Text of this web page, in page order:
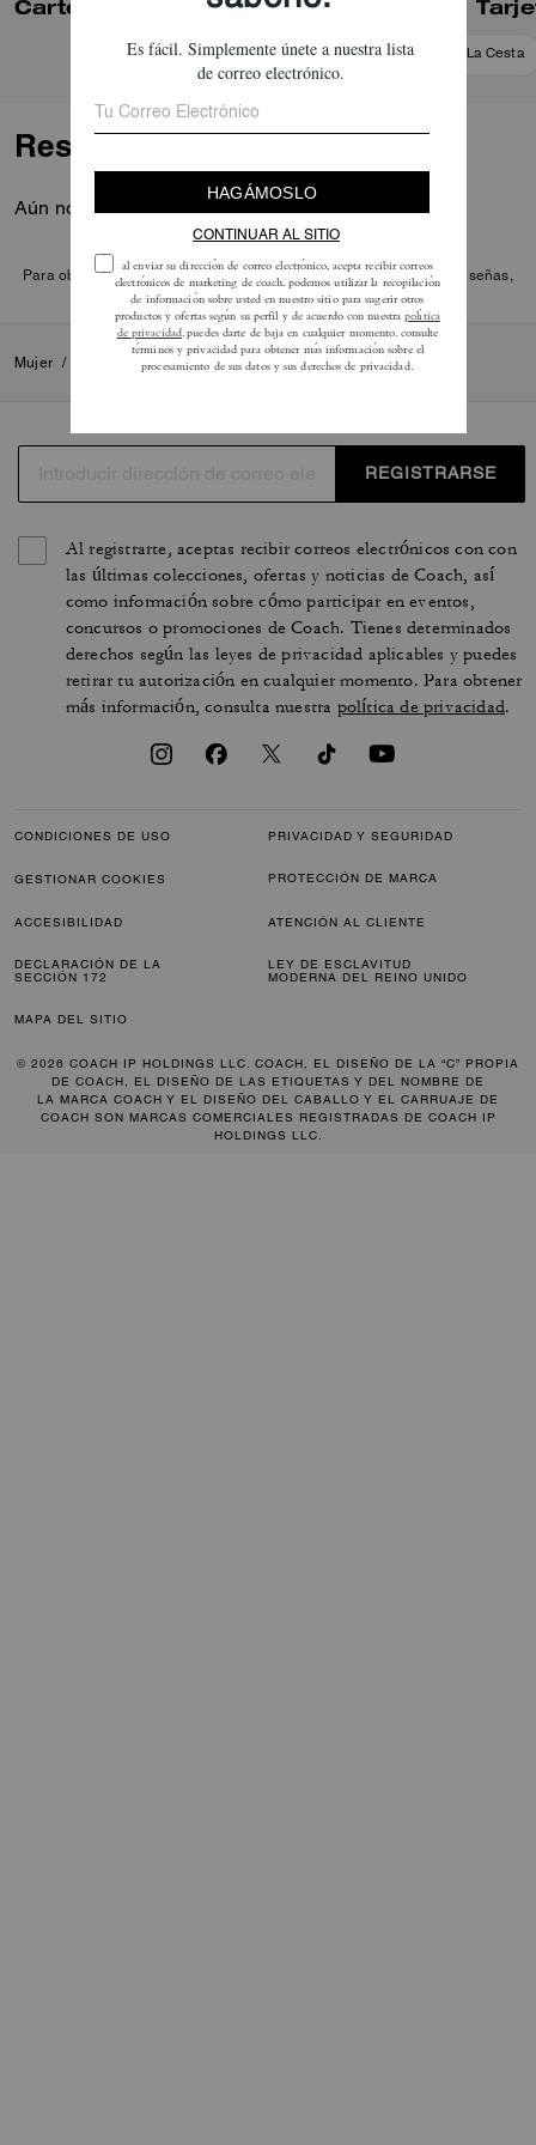
Cartera Pequeña Mila Con Solapa
Añadir A La Cesta Añadir A La Cesta
Reseñas
Aún no hay opiniones.
Para obtener más información sobre cómo verificamos nuestras reseñas,
lee más
aquí
Mujer / Pequeños artículos de piel / Carteras
REGISTRARSE
Al registrarte, aceptas recibir correos electrónicos con con
las últimas colecciones, ofertas y noticias de Coach, así
como información sobre cómo participar en eventos,
concursos o promociones de Coach. Tienes determinados
derechos según las leyes de privacidad aplicables y puedes
retirar tu autorización en cualquier momento. Para obtener
más información, consulta nuestra política de privacidad.
CONDICIONES DE USO PRIVACIDAD Y SEGURIDAD
GESTIONAR COOKIES PROTECCIÓN DE MARCA
ACCESIBILIDAD ATENCIÓN AL CLIENTE
DECLARACIÓN DE LA
SECCIÓN 172
LEY DE ESCLAVITUD
MODERNA DEL REINO UNIDO
MAPA DEL SITIO
© 2026 COACH IP HOLDINGS LLC. COACH, EL DISEÑO DE LA “C” PROPIA
DE COACH, EL DISEÑO DE LAS ETIQUETAS Y DEL NOMBRE DE
LA MARCA COACH Y EL DISEÑO DEL CABALLO Y EL CARRUAJE DE
COACH SON MARCAS COMERCIALES REGISTRADAS DE COACH IP
HOLDINGS LLC.